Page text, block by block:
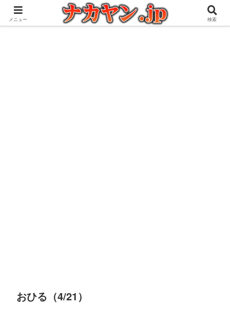
アウトドアとガジェット好きな管理人の愉快な日々を綴るブログ
おひる（4/21）
メニュー 検索